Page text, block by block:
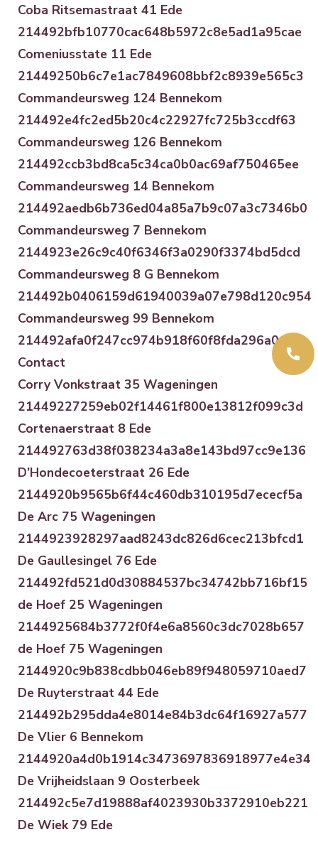
Coba Ritsemastraat 41 Ede
214492bfb10770cac648b5972c8e5ad1a95cae
Comeniusstate 11 Ede
21449250b6c7e1ac7849608bbf2c8939e565c3
Commandeursweg 124 Bennekom
214492e4fc2ed5b20c4c22927fc725b3ccdf63
Commandeursweg 126 Bennekom
214492ccb3bd8ca5c34ca0b0ac69af750465ee
Commandeursweg 14 Bennekom
214492aedb6b736ed04a85a7b9c07a3c7346b0
Commandeursweg 7 Bennekom
2144923e26c9c40f6346f3a0290f3374bd5dcd
Commandeursweg 8 G Bennekom
214492b0406159d61940039a07e798d120c954
Commandeursweg 99 Bennekom
214492afa0f247cc974b918f60f8fda296a04e
Contact
Corry Vonkstraat 35 Wageningen
21449227259eb02f14461f800e13812f099c3d
Cortenaerstraat 8 Ede
214492763d38f038234a3a8e143bd97cc9e136
D’Hondecoeterstraat 26 Ede
2144920b9565b6f44c460db310195d7ececf5a
De Arc 75 Wageningen
2144923928297aad8243dc826d6cec213bfcd1
De Gaullesingel 76 Ede
214492fd521d0d30884537bc34742bb716bf15
de Hoef 25 Wageningen
2144925684b3772f0f4e6a8560c3dc7028b657
de Hoef 75 Wageningen
2144920c9b838cdbb046eb89f948059710aed7
De Ruyterstraat 44 Ede
214492b295dda4e8014e84b3dc64f16927a577
De Vlier 6 Bennekom
2144920a4d0b1914c3473697836918977e4e34
De Vrijheidslaan 9 Oosterbeek
214492c5e7d19888af4023930b3372910eb221
De Wiek 79 Ede